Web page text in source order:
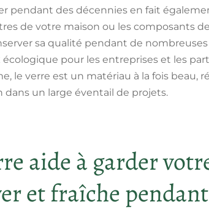
pendant des décennies en fait
de votre maison ou les composants
sa qualité pendant de nombreuses
pour les entreprises et les
le verre est un matériau à la fois beau,
un large éventail de projets.
aide à garder
et fraîche pendant